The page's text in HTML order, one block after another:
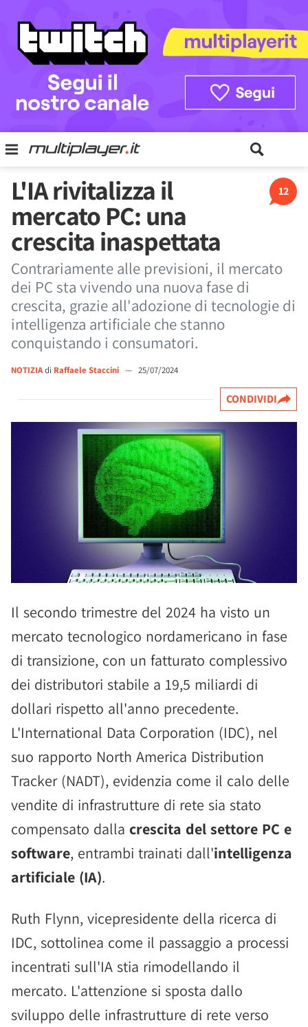
12
L'IA rivitalizza il
mercato PC: una
crescita inaspettata
Contrariamente alle previsioni, il mercato
dei PC sta vivendo una nuova fase di
crescita, grazie all'adozione di tecnologie di
intelligenza artificiale che stanno
conquistando i consumatori.
NOTIZIAdi Raffaele Staccini — 25/07/2024
CONDIVIDI
Il secondo trimestre del 2024 ha visto un
mercato tecnologico nordamericano in fase
di transizione, con un fatturato complessivo
dei distributori stabile a 19,5 miliardi di
dollari rispetto all'anno precedente.
L'International Data Corporation (IDC), nel
suo rapporto North America Distribution
Tracker (NADT), evidenzia come il calo delle
vendite di infrastrutture di rete sia stato
compensato dalla crescita del settore PC e
software, entrambi trainati dall'intelligenza
artificiale (IA).
Ruth Flynn, vicepresidente della ricerca di
IDC, sottolinea come il passaggio a processi
incentrati sull'IA stia rimodellando il
mercato. L'attenzione si sposta dallo
sviluppo delle infrastrutture di rete verso